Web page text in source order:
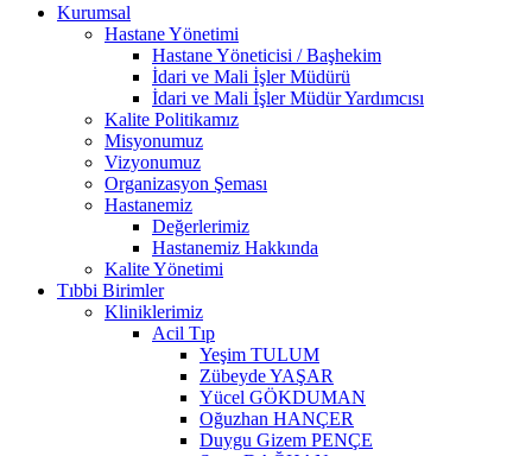
Kurumsal
Hastane Yönetimi
Hastane Yöneticisi / Başhekim
İdari ve Mali İşler Müdürü
İdari ve Mali İşler Müdür Yardımcısı
Kalite Politikamız
Misyonumuz
Vizyonumuz
Organizasyon Şeması
Hastanemiz
Değerlerimiz
Hastanemiz Hakkında
Kalite Yönetimi
Tıbbi Birimler
Kliniklerimiz
Acil Tıp
Yeşim TULUM
Zübeyde YAŞAR
Yücel GÖKDUMAN
Oğuzhan HANÇER
Duygu Gizem PENÇE